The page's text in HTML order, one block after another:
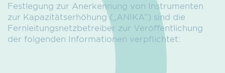
Festlegung zur Anerkennung von Instrumenten
zur Kapazitätserhöhung („ANIKA“) sind die
Fernleitungsnetzbetreiber zur Veröffentlichung
der folgenden Informationen verpflichtet: